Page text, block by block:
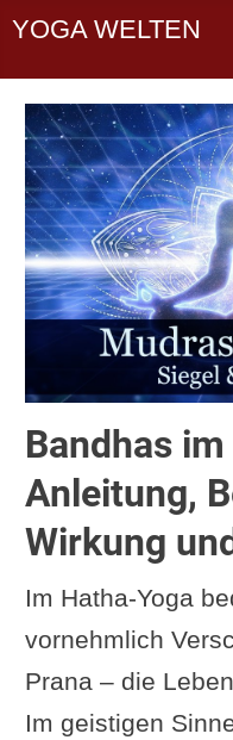
YOGA WELTEN
Bandhas im
Anleitung,
Wirkung
Im Hatha-Yoga
vornehmlich
Prana – die
Im geistigen